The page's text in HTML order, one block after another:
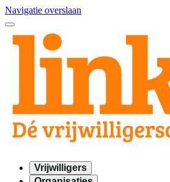
Navigatie overslaan
Vrijwilligers